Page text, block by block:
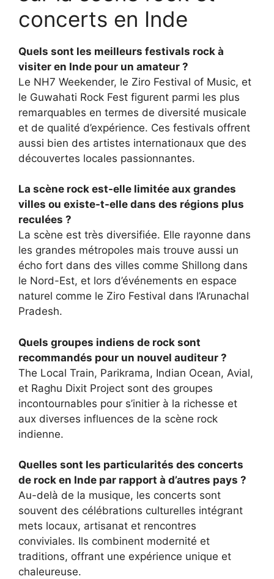
concerts en Inde
Quels sont les meilleurs festivals rock à
visiter en Inde pour un amateur ?
Le NH7 Weekender, le Ziro Festival of Music, et
le Guwahati Rock Fest figurent parmi les plus
remarquables en termes de diversité musicale
et de qualité d’expérience. Ces festivals offrent
aussi bien des artistes internationaux que des
découvertes locales passionnantes.
La scène rock est-elle limitée aux grandes
villes ou existe-t-elle dans des régions plus
reculées ?
La scène est très diversifiée. Elle rayonne dans
les grandes métropoles mais trouve aussi un
écho fort dans des villes comme Shillong dans
le Nord-Est, et lors d’événements en espace
naturel comme le Ziro Festival dans l’Arunachal
Pradesh.
Quels groupes indiens de rock sont
recommandés pour un nouvel auditeur ?
The Local Train, Parikrama, Indian Ocean, Avial,
et Raghu Dixit Project sont des groupes
incontournables pour s’initier à la richesse et
aux diverses influences de la scène rock
indienne.
Quelles sont les particularités des concerts
de rock en Inde par rapport à d’autres pays ?
Au-delà de la musique, les concerts sont
souvent des célébrations culturelles intégrant
mets locaux, artisanat et rencontres
conviviales. Ils combinent modernité et
traditions, offrant une expérience unique et
chaleureuse.